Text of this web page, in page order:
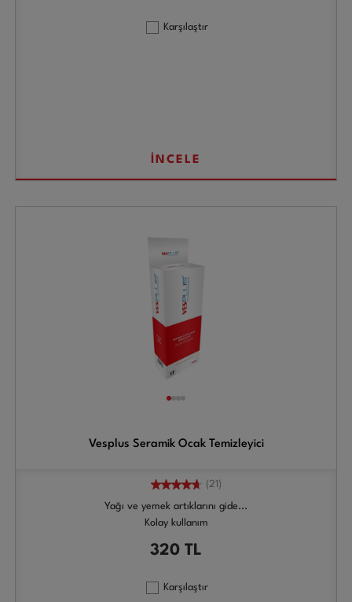
Karşılaştır
İNCELE
Vesplus Seramik Ocak Temizleyici
(21)
Yağı ve yemek artıklarını gide...
Kolay kullanım
320 TL
Karşılaştır